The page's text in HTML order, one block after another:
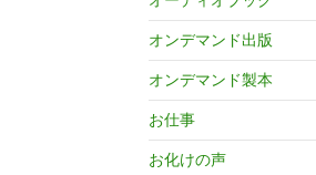
オンデマンド出版
オンデマンド製本
お仕事
お化けの声